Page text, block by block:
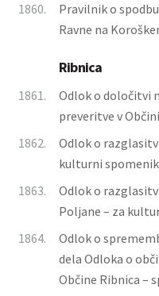
1860.
Pravilnik o
Ravne na
Ribnica
1861.
Odlok o določitvi
preveritve v
1862.
Odlok o
kulturni
1863.
Odlok o
Poljane – za
1864.
Odlok o
dela Odloka o
Občine Ribnica –